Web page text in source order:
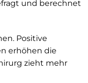
und berechnet
Positive
erhöhen die
zieht mehr